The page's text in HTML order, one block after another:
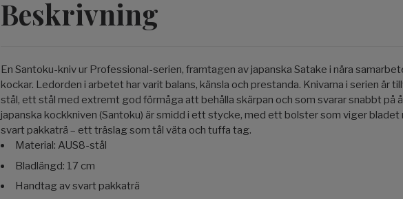
Beskrivning
En Santoku-kniv ur Professional-serien, framtagen av japanska Satake i nära
kockar. Ledorden i arbetet har varit balans, känsla och prestanda. Knivarna i serien är
stål, ett stål med extremt god förmåga att behålla skärpan och som svarar snabbt på
japanska kockkniven (Santoku) är smidd i ett stycke, med ett bolster som viger
svart pakkaträ – ett träslag som tål väta och tuffa tag.
Material: AUS8-stål
Bladlängd: 17 cm
Handtag av svart pakkaträ